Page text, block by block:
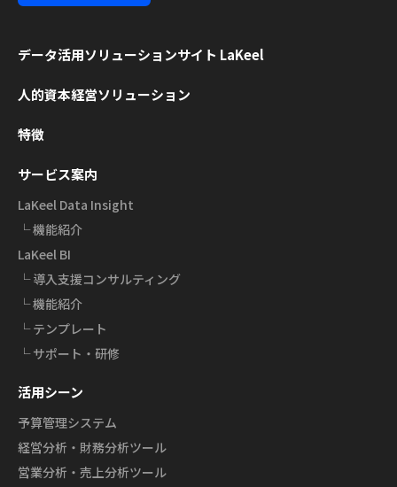
データ活用ソリューションサイト LaKeel
人的資本経営ソリューション
特徴
サービス案内
LaKeel Data Insight
└ 機能紹介
LaKeel BI
└ 導入支援コンサルティング
└ 機能紹介
└ テンプレート
└ サポート・研修
活用シーン
予算管理システム
経営分析・財務分析ツール
営業分析・売上分析ツール